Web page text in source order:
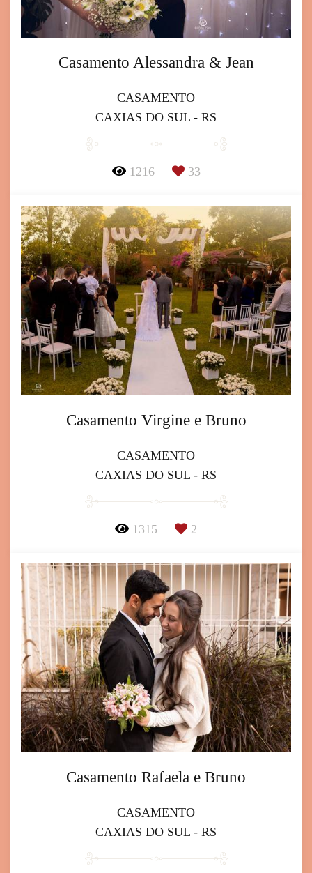
Casamento Alessandra & Jean
CASAMENTO
CAXIAS DO SUL - RS
1216 33
Casamento Virgine e Bruno
CASAMENTO
CAXIAS DO SUL - RS
1315 2
Casamento Rafaela e Bruno
CASAMENTO
CAXIAS DO SUL - RS